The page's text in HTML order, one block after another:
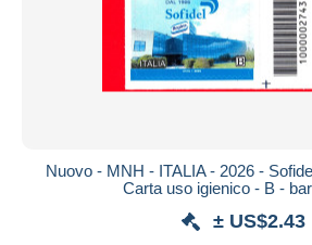
Nuovo - MNH - ITALIA - 2026 -
Carta uso igienico - B -
± US$2.43